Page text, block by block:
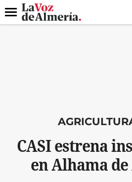
DESTACADO
Menú
CASI estrena
en Alhama